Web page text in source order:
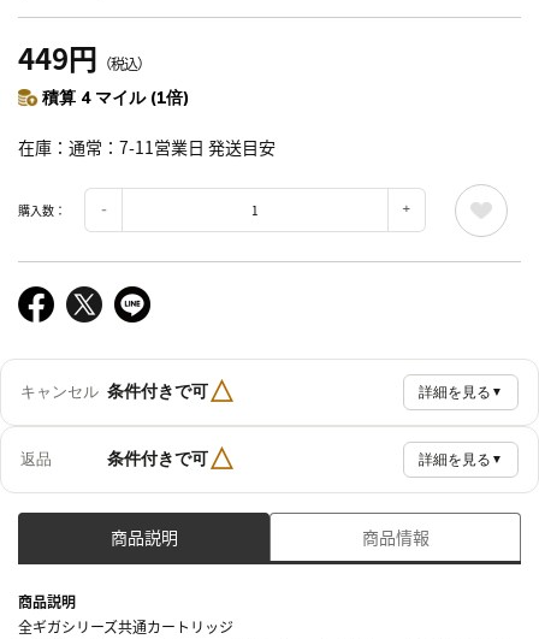
449円 （税込）
積算 4 マイル (1倍)
在庫 通常：7-11営業日 発送目安
購入数：
キャンセル 条件付きで可△ 詳細を見る ▼
返品 条件付きで可△ 詳細を見る ▼
商品説明 商品情報
商品説明
全ギガシリーズ共通カートリッジ